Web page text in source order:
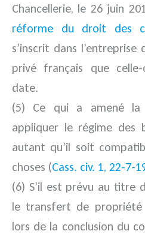
Chancellerie, le 26 juin
réforme du droit des
s’inscrit dans
privé français que
date.
(5) Ce qui a amené la
appliquer le régime des
autant qu’il soit
choses (Cass. civ. 1, 22-7-
(6) S’il est prévu au titre
le transfert de propriété
lors de la conclusion du